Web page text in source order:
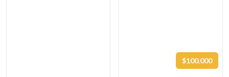
$100.000